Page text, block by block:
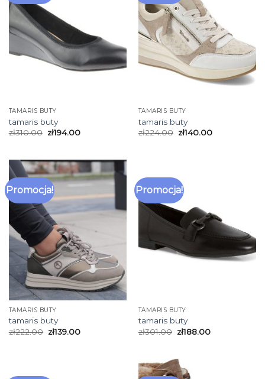
TAMARIS BUTY
tamaris buty
zł310.00 zł194.00
TAMARIS BUTY
tamaris buty
zł224.00 zł140.00
Promocja!
TAMARIS BUTY
tamaris buty
zł222.00 zł139.00
Promocja!
TAMARIS BUTY
tamaris buty
zł301.00 zł188.00